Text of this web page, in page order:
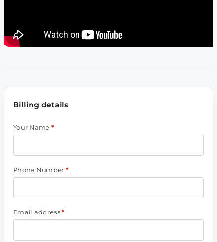
Billing details
Your Name *
Phone Number *
Email address*